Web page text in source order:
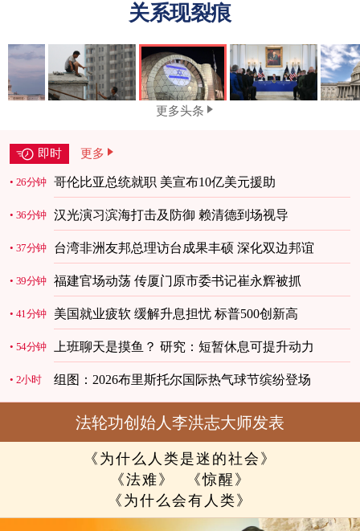
关系现裂痕
更多头条
即时 更多
26分钟 哥伦比亚总统就职 美宣布10亿美元援助
36分钟 汉光演习滨海打击及防御 赖清德到场视导
37分钟 台湾非洲友邦总理访台成果丰硕 深化双边邦谊
39分钟 福建官场动荡 传厦门原市委书记崔永辉被抓
41分钟 美国就业疲软 缓解升息担忧 标普500创新高
54分钟 上班聊天是摸鱼？ 研究：短暂休息可提升动力
2小时 组图：2026布里斯托尔国际热气球节缤纷登场
法轮功创始人李洪志大师发表
《为什么人类是迷的社会》
《法难》
《惊醒》
《为什么会有人类》